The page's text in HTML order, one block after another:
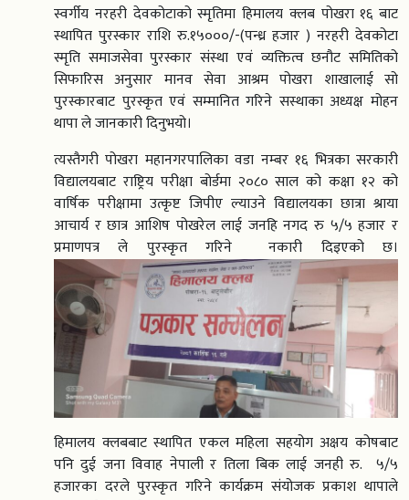
स्वर्गीय नरहरी देवकोटाको स्मृतिमा हिमालय क्लब पोखरा १६ बाट
स्थापित पुरस्कार राशि रु.१५०००/-(पन्ध्र हजार ) नरहरी देवकोटा
स्मृति समाजसेवा पुरस्कार संस्था एवं व्यक्तित्व छनौट समितिको
सिफारिस अनुसार मानव सेवा आश्रम पोखरा शाखालाई सो
पुरस्कारबाट पुरस्कृत एवं सम्मानित गरिने सस्थाका अध्यक्ष मोहन
थापा ले जानकारी दिनुभयो।
त्यस्तैगरी पोखरा महानगरपालिका वडा नम्बर १६ भित्रका सरकारी
विद्यालयबाट राष्ट्रिय परीक्षा बोर्डमा २०८० साल को कक्षा १२ को
वार्षिक परीक्षामा उत्कृष्ट जिपीए ल्याउने विद्यालयका छात्रा श्राया
आचार्य र छात्र आशिष पोखरेल लाई जनहि नगद रु ५/५ हजार र
प्रमाणपत्र ले पुरस्कृत गरिने नकारी दिइएको छ।
हिमालय क्लबबाट स्थापित एकल महिला सहयोग अक्षय कोषबाट
पनि दुई जना विवाह नेपाली र तिला बिक लाई जनही रु. ५/५
हजारका दरले पुरस्कृत गरिने कार्यक्रम संयोजक प्रकाश थापाले